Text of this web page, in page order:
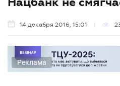
14 декабря 2016, 15:01
Реклама